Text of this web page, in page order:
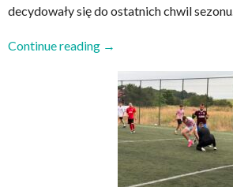
decydowały się do ostatnich chwil sezonu.
Continue reading
„OLA
2023
podsumowanie”
→